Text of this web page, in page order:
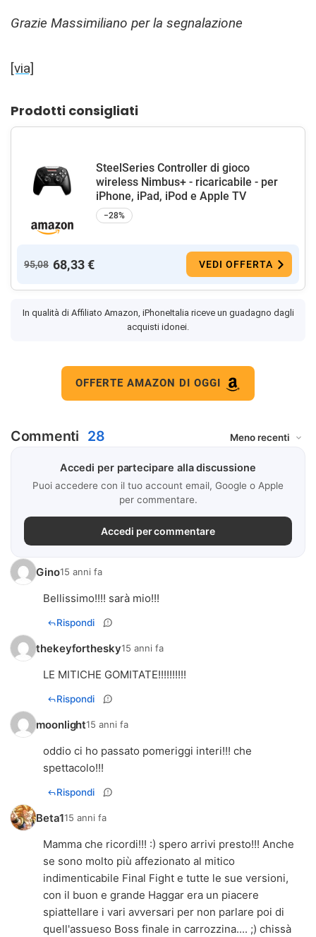
Grazie Massimiliano per la segnalazione
[via]
Prodotti consigliati
SteelSeries Controller di gioco
wireless Nimbus+ - ricaricabile - per
iPhone, iPad, iPod e Apple TV
−28%
95,08 68,33 € VEDI OFFERTA
In qualità di Affiliato Amazon, iPhoneItalia riceve un guadagno dagli
acquisti idonei.
OFFERTE AMAZON DI OGGI
Commenti 28
Accedi per partecipare alla discussione
Puoi accedere con il tuo account email, Google o Apple
per commentare.
Accedi per commentare
Gino15 anni fa
Bellissimo!!!! sarà mio!!!
Rispondi
thekeyforthesky15 anni fa
LE MITICHE GOMITATE!!!!!!!!!!
Rispondi
moonlight15 anni fa
oddio ci ho passato pomeriggi interi!!! che
spettacolo!!!
Rispondi
Beta115 anni fa
Mamma che ricordi!!! :) spero arrivi presto!!! Anche
se sono molto più affezionato al mitico
indimenticabile Final Fight e tutte le sue versioni,
con il buon e grande Haggar era un piacere
spiattellare i vari avversari per non parlare poi di
quell'assueso Boss finale in carrozzina.... ;) chissà